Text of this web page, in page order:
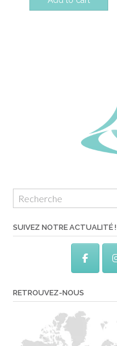
SUIVEZ NOTRE ACTUALITÉ !
RETROUVEZ-NOUS